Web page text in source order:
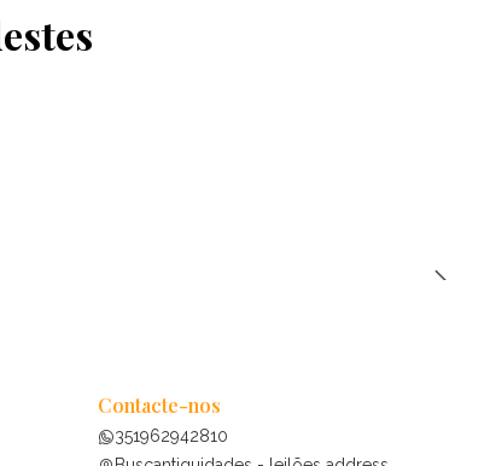
Contacte-nos
351962942810